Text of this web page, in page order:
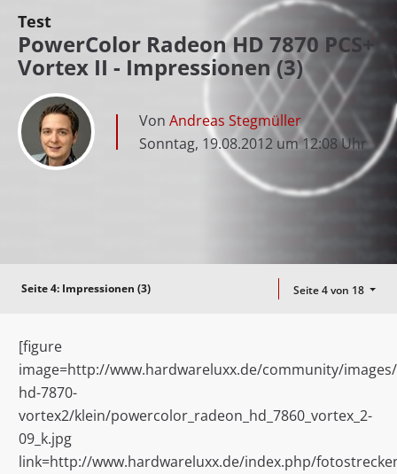
Test
PowerColor Radeon HD 7870 PCS+
Vortex II - Impressionen (3)
Von Andreas Stegmüller
Sonntag, 19.08.2012 um 12:08 Uhr
Seite 4: Impressionen (3) Seite 4 von 18
[figure
image=http://www.hardwareluxx.de/community/
hd-7870-
vortex2/klein/powercolor_radeon_hd_7860_vortex_2-
09_k.jpg
link=http://www.hardwareluxx.de/index.php/